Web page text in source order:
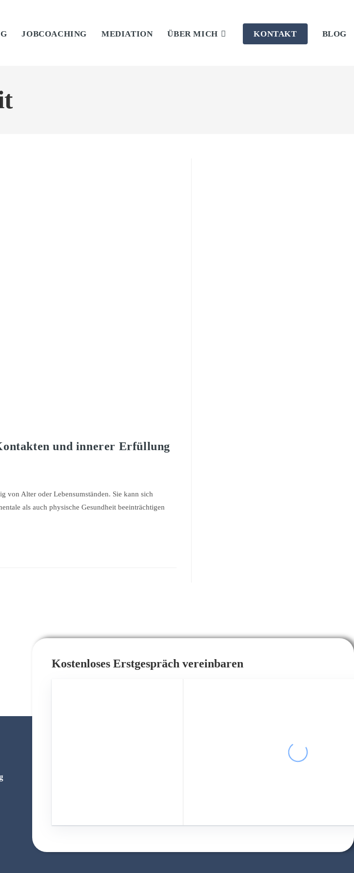
JOBCOACHING MEDIATION ÜBER MICH KONTAKT BLOG
und innerer Erfüllung
von Alter oder Lebensumständen. Sie kann sich
als auch physische Gesundheit beeinträchtigen
Kostenloses Erstgespräch vereinbaren